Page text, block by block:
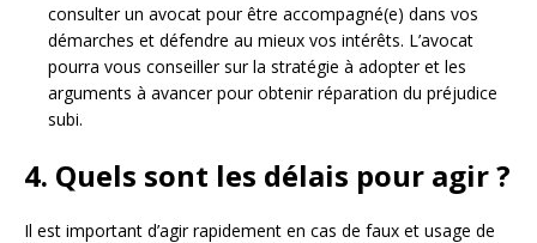
consulter un avocat pour être accompagné(e) dans vos
démarches et défendre au mieux vos intérêts. L’avocat
pourra vous conseiller sur la stratégie à adopter et les
arguments à avancer pour obtenir réparation du préjudice
subi.
4. Quels sont les délais pour agir ?
Il est important d’agir rapidement en cas de faux et usage de